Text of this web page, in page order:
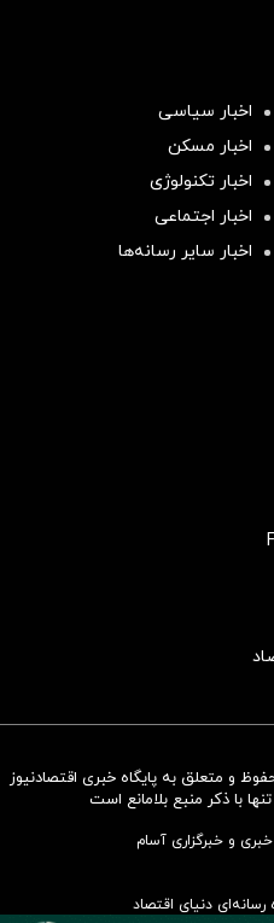
سرمایه‌گذاری همسنگ با شاخص
اخبار سیاسی
اخبار مسکن
اخبار تکنولوژی
اخبار اجتماعی
اخبار سایر رسانه‌‌ها
و متعلق به پایگاه خبری اقتصادنیوز
با ذکر منبع بلامانع است
و خبرگزاری آسام
دنیای اقتصاد